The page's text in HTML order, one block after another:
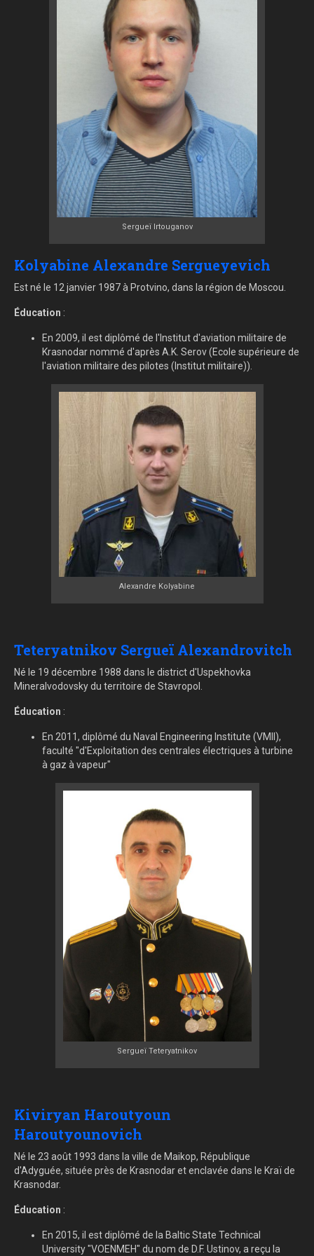
Sergueï Irtouganov
Kolyabine Alexandre Sergueyevich
Est né le 12 janvier 1987 à Protvino, dans la région de Moscou.
Éducation :
En 2009, il est diplômé de l'Institut d'aviation militaire de
Krasnodar nommé d'après A.K. Serov (Ecole supérieure de
l'aviation militaire des pilotes (Institut militaire)).
Alexandre Kolyabine
Teteryatnikov Sergueï Alexandrovitch
Né le 19 décembre 1988 dans le district d'Uspekhovka
Mineralvodovsky du territoire de Stavropol.
Éducation :
En 2011, diplômé du Naval Engineering Institute (VMII),
faculté "d'Exploitation des centrales électriques à turbine
à gaz à vapeur"
Sergueï Teteryatnikov
Kiviryan Haroutyoun
Haroutyounovich
Né le 23 août 1993 dans la ville de Maikop, République
d'Adyguée, située près de Krasnodar et enclavée dans le Kraï de
Krasnodar.
Éducation :
En 2015, il est diplômé de la Baltic State Technical
University "VOENMEH" du nom de D.F. Ustinov, a reçu la